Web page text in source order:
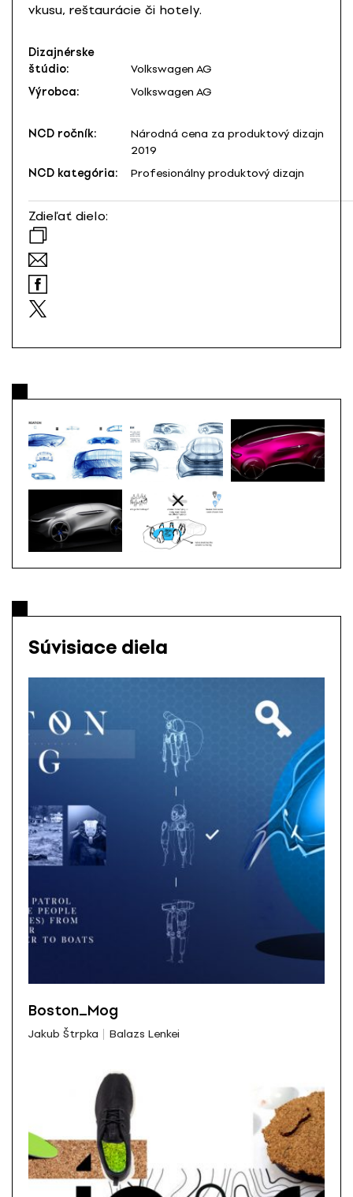
vkusu, reštaurácie či hotely.
Dizajnérske
štúdio:
Volkswagen AG
Výrobca:
Volkswagen AG
NCD ročník:
Národná cena za produktový dizajn
2019
NCD kategória:
Profesionálny produktový dizajn
Zdieľať dielo:
Súvisiace diela
Boston_Mog
Jakub Štrpka Balazs Lenkei